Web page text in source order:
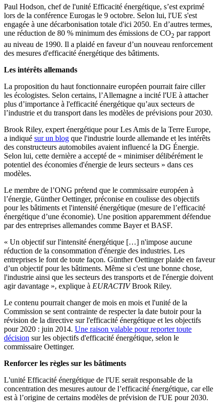
Paul Hodson, chef de l'unité Efficacité énergétique, s’est exprimé
lors de la conférence Eurogas le 9 octobre. Selon lui, l'UE s'est
engagée à une décarbonisation totale d'ici 2050. En d’autres termes,
une réduction de 80 % minimum des émissions de CO2 par rapport
au niveau de 1990. Il a plaidé en faveur d’un nouveau renforcement
des mesures d'efficacité énergétique des bâtiments.
Les intérêts allemands
La proposition du haut fonctionnaire européen pourrait faire ciller
les écologistes. Selon certains, l’Allemagne a incité l'UE à attacher
plus d’importance à l'efficacité énergétique qu’aux secteurs de
l’industrie et du transport dans les modèles de prévisions pour 2030.
Brook Riley, expert énergétique pour Les Amis de la Terre Europe,
a indiqué sur un blog que l'industrie lourde allemande et les intérêts
des constructeurs automobiles avaient influencé la DG Énergie.
Selon lui, cette dernière a accepté de « minimiser délibérément le
potentiel des économies d'énergie de leurs secteurs » dans ces
modèles.
Le membre de l’ONG prétend que le commissaire européen à
l’énergie, Günther Oettinger, préconise en coulisse des objectifs
pour les bâtiments et l'intensité énergétique (mesure de l’efficacité
énergétique d’une économie). Une position apparemment défendue
par des entreprises allemandes comme Bayer et BASF.
« Un objectif sur l'intensité énergétique […] n'impose aucune
réduction de la consommation d'énergie des industries. Les
entreprises le font de toute façon. Günther Oettinger plaide en faveur
d’un objectif pour les bâtiments. Même si c'est une bonne chose,
l'industrie ainsi que les secteurs des transports et de l'énergie doivent
agir davantage », explique à EURACTIVBrook Riley.
Le contenu pourrait changer de mois en mois et l'unité de la
Commission se sent contrainte de respecter la date butoir pour la
révision de la directive sur l'efficacité énergétique et les objectifs
pour 2020 : juin 2014. Une raison valable pour reporter toute
décision sur les objectifs d'efficacité énergétique, selon le
commissaire Oettinger.
Renforcer les règles sur les bâtiments
L'unité Efficacité énergétique de l'UE serait responsable de la
concentration des mesures autour de l’efficacité énergétique, car elle
est à l’origine de certains modèles de prévision de l'UE pour 2030.